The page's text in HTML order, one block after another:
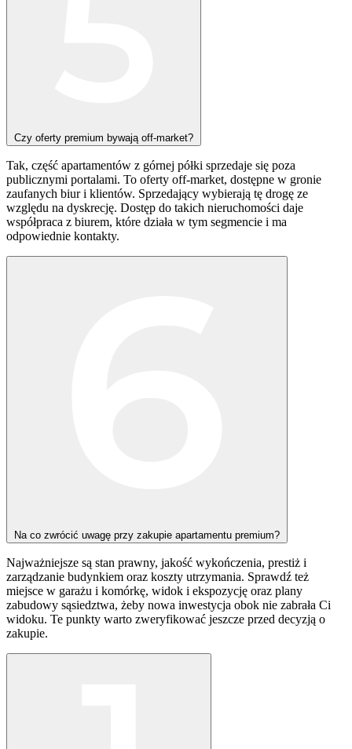
Czy oferty premium bywają off-market?
Tak, część apartamentów z górnej półki sprzedaje się poza
publicznymi portalami. To oferty off-market, dostępne w gronie
zaufanych biur i klientów. Sprzedający wybierają tę drogę ze
względu na dyskrecję. Dostęp do takich nieruchomości daje
współpraca z biurem, które działa w tym segmencie i ma
odpowiednie kontakty.
Na co zwrócić uwagę przy zakupie apartamentu premium?
Najważniejsze są stan prawny, jakość wykończenia, prestiż i
zarządzanie budynkiem oraz koszty utrzymania. Sprawdź też
miejsce w garażu i komórkę, widok i ekspozycję oraz plany
zabudowy sąsiedztwa, żeby nowa inwestycja obok nie zabrała Ci
widoku. Te punkty warto zweryfikować jeszcze przed decyzją o
zakupie.